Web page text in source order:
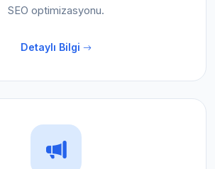
SEO optimizasyonu.
Detaylı Bilgi